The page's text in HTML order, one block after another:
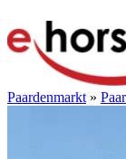
Paardenmarkt »